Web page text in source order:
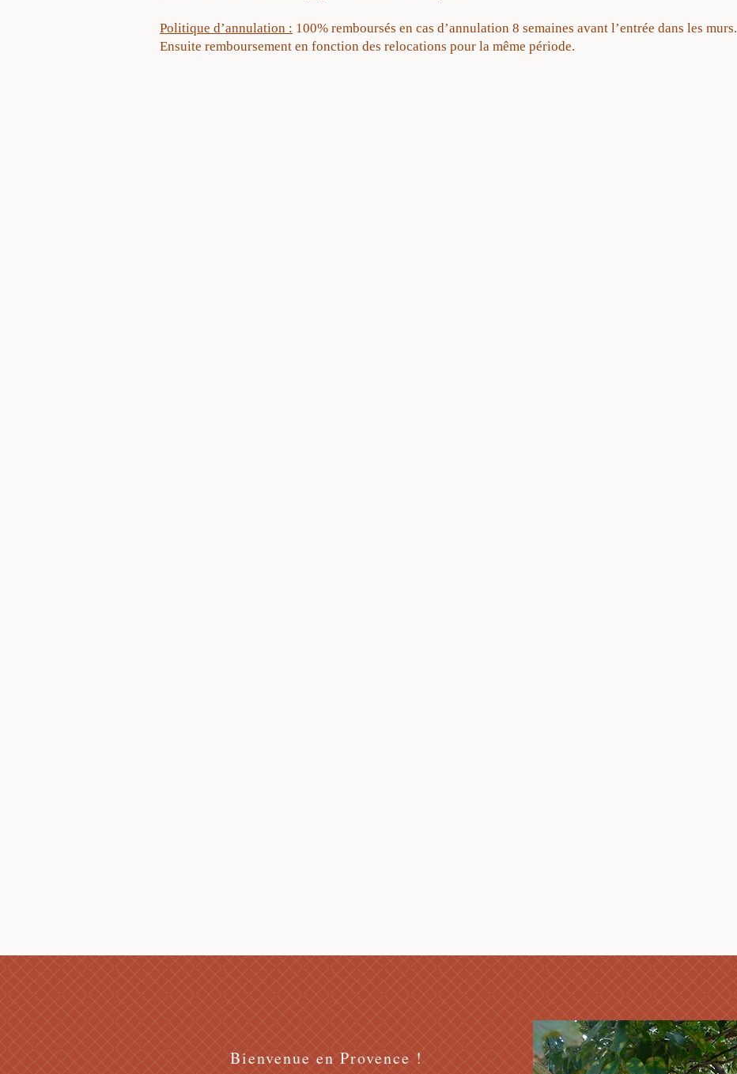
Politique d’annulation : 100% remboursés en cas d’annulation 8 semaines avant l’entrée dans les murs.
Ensuite remboursement en fonction des relocations pour la même période.
Bienvenue en Provence !